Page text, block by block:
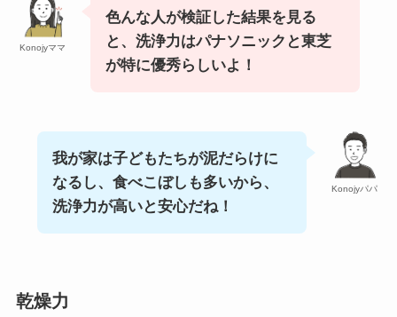
Konojyママ
色んな人が検証した結果を見る
と、洗浄力はパナソニックと東芝
が特に優秀らしいよ！
Konojyパパ
我が家は子どもたちが泥だらけに
なるし、食べこぼしも多いから、
洗浄力が高いと安心だね！
乾燥力